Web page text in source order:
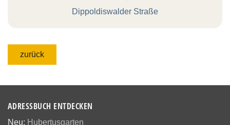
Dippoldiswalder Straße
zurück
ADRESSBUCH ENTDECKEN
Neu: Hubertusgarten